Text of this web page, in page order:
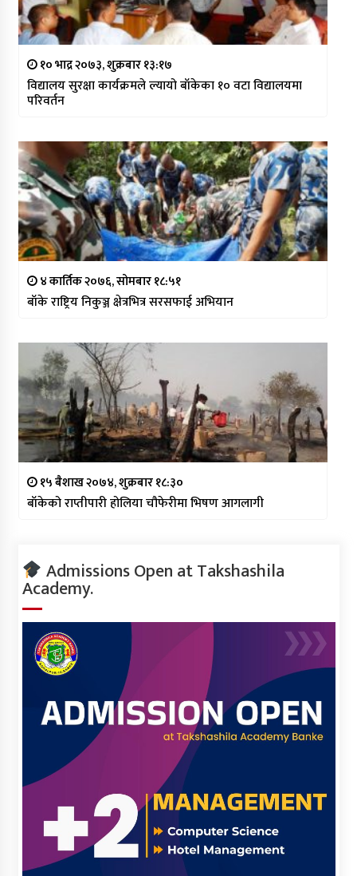
१० भाद्र २०७३, शुक्रबार १३:१७
विद्यालय सुरक्षा कार्यक्रमले ल्यायो बाँकेका १० वटा विद्यालयमा
परिवर्तन
४ कार्तिक २०७६, सोमबार १८:५१
बाँके राष्ट्रिय निकुञ्ज क्षेत्रभित्र सरसफाई अभियान
१५ बैशाख २०७४, शुक्रबार १८:३०
बाँकेको राप्तीपारी होलिया चौफेरीमा भिषण आगलागी
Admissions Open at Takshashila
Academy.